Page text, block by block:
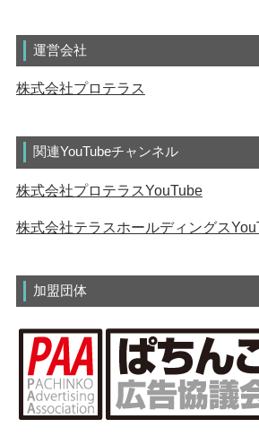
運営会社
株式会社プロテラス
関連YouTubeチャンネル
株式会社プロテラスYouTube
株式会社テラスホールディングス
加盟団体